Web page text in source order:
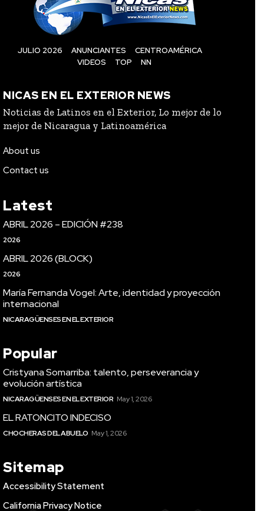
JULIO 2026 ANUNCIANTES
CENTROAMÉRICA
VIDEOS
TOP NN
NICAS EN EL EXTERIOR NEWS
Noticias de Latinos en el Exterior, Lo mejor de lo
mejor de Nicaragua y Latinoamérica
About us
Contact us
Latest
ABRIL 2026 – EDICIÓN #238
2026
ABRIL 2026 (BLOCK)
2026
María Fernanda Vogel: Arte, identidad y proyección
internacional
NICARAGÜENSES EN EL EXTERIOR
Popular
Cristyana Somarriba: talento, perseverancia y
evolución artística
NICARAGÜENSES EN EL EXTERIOR May 1, 2026
EL RATONCITO INDECISO
CHOCHERAS DEL ABUELO May 1, 2026
Sitemap
Accessibility Statement
California Privacy Notice